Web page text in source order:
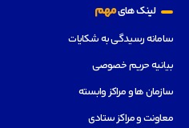
لینک هایمهم
سامانه رسیدگی به شکایات
بیانیه حریم خصوصی
سازمان ها و مراکز وابسته
معاونت و مراکز ستادی